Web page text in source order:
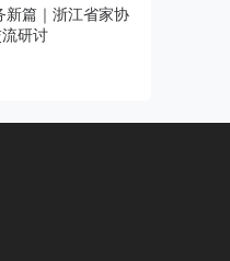
新篇｜浙江省家协
研讨